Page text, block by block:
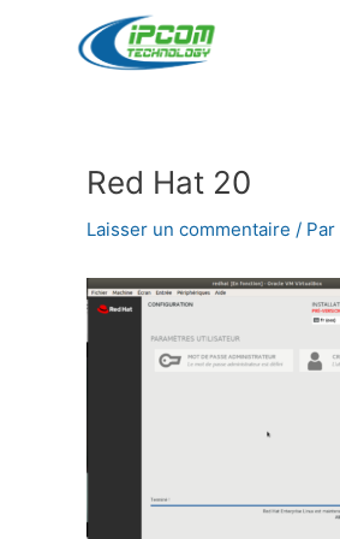
Red Hat 20
Laisser un commentaire / Par
Navigation
articles